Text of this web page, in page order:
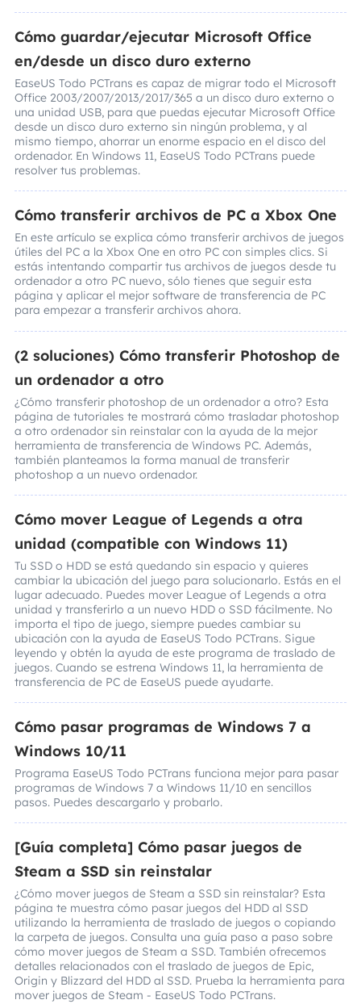
Cómo guardar/ejecutar Microsoft Office
en/desde un disco duro externo
EaseUS Todo PCTrans es capaz de migrar todo el Microsoft
Office 2003/2007/2013/2017/365 a un disco duro externo o
una unidad USB, para que puedas ejecutar Microsoft Office
desde un disco duro externo sin ningún problema, y al
mismo tiempo, ahorrar un enorme espacio en el disco del
ordenador. En Windows 11, EaseUS Todo PCTrans puede
resolver tus problemas.
Cómo transferir archivos de PC a Xbox One
En este artículo se explica cómo transferir archivos de juegos
útiles del PC a la Xbox One en otro PC con simples clics. Si
estás intentando compartir tus archivos de juegos desde tu
ordenador a otro PC nuevo, sólo tienes que seguir esta
página y aplicar el mejor software de transferencia de PC
para empezar a transferir archivos ahora.
(2 soluciones) Cómo transferir Photoshop de
un ordenador a otro
¿Cómo transferir photoshop de un ordenador a otro? Esta
página de tutoriales te mostrará cómo trasladar photoshop
a otro ordenador sin reinstalar con la ayuda de la mejor
herramienta de transferencia de Windows PC. Además,
también planteamos la forma manual de transferir
photoshop a un nuevo ordenador.
Cómo mover League of Legends a otra
unidad (compatible con Windows 11)
Tu SSD o HDD se está quedando sin espacio y quieres
cambiar la ubicación del juego para solucionarlo. Estás en el
lugar adecuado. Puedes mover League of Legends a otra
unidad y transferirlo a un nuevo HDD o SSD fácilmente. No
importa el tipo de juego, siempre puedes cambiar su
ubicación con la ayuda de EaseUS Todo PCTrans. Sigue
leyendo y obtén la ayuda de este programa de traslado de
juegos. Cuando se estrena Windows 11, la herramienta de
transferencia de PC de EaseUS puede ayudarte.
Cómo pasar programas de Windows 7 a
Windows 10/11
Programa EaseUS Todo PCTrans funciona mejor para pasar
programas de Windows 7 a Windows 11/10 en sencillos
pasos. Puedes descargarlo y probarlo.
[Guía completa] Cómo pasar juegos de
Steam a SSD sin reinstalar
¿Cómo mover juegos de Steam a SSD sin reinstalar? Esta
página te muestra cómo pasar juegos del HDD al SSD
utilizando la herramienta de traslado de juegos o copiando
la carpeta de juegos. Consulta una guía paso a paso sobre
cómo mover juegos de Steam a SSD. También ofrecemos
detalles relacionados con el traslado de juegos de Epic,
Origin y Blizzard del HDD al SSD. Prueba la herramienta para
mover juegos de Steam - EaseUS Todo PCTrans.